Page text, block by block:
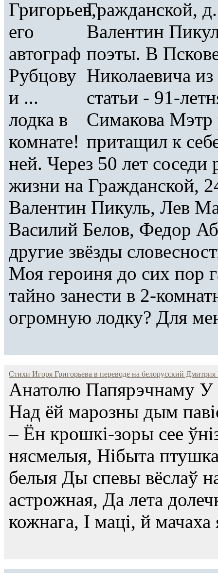
Гражданской,
Валентин
поэты. В
Николаевича
статьи - 91-
Симакова Мэтр
притащил к
ней. Через 50 лет
жизни на Гражданской,
Валентин Пикуль, Лев
Василий Белов, Федор
другие звёзды
Моя героиня до сих пор
тайно занести в 2-
огромную лодку? Для
Стихи Игоря Григорьева в переводе на белорусский
Анатолю Папярэчнаму У
Над ёй марозны дым
– Ён крошкі-зоры сее
нясмелыя, Нібыта
белыя Ды спевы вёслаў
астрожная, Да лета
кожнага, І маці, й мачаха